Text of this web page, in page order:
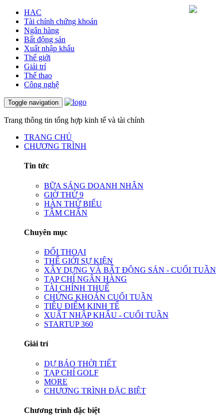
HAC
Tài chính chứng khoán
Ngân hàng
Bất động sản
Xuất nhập khẩu
Thế giới
Giải trí
Thể thao
Công nghệ
Toggle navigation
Trang thông tin tổng hợp kinh tế và tài chính
TRANG CHỦ
CHƯƠNG TRÌNH
Tin tức
BỮA SÁNG DOANH NHÂN
GIỜ THỨ 9
HÀN THỬ BIỂU
TÂM CHẤN
Chuyên mục
ĐỐI THOẠI
THẾ GIỚI SỰ KIỆN
XÂY DỰNG VÀ BẤT ĐỘNG SẢN - CUỐI TUẦN
TẠP CHÍ NGÂN HÀNG
TÀI CHÍNH THUẾ
CHỨNG KHOÁN CUỐI TUẦN
TIÊU ĐIỂM KINH TẾ
XUẤT NHẬP KHẨU - CUỐI TUẦN
STARTUP 360
Giải trí
DỰ BÁO THỜI TIẾT
TẠP CHÍ GOLF
MORE
CHƯƠNG TRÌNH ĐẶC BIỆT
Chương trình đặc biệt